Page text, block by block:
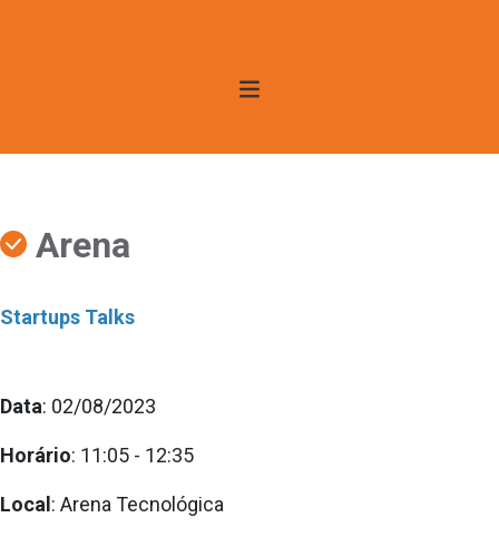
Arena
Startups Talks
Data: 02/08/2023
Horário: 11:05 - 12:35
Local: Arena Tecnológica